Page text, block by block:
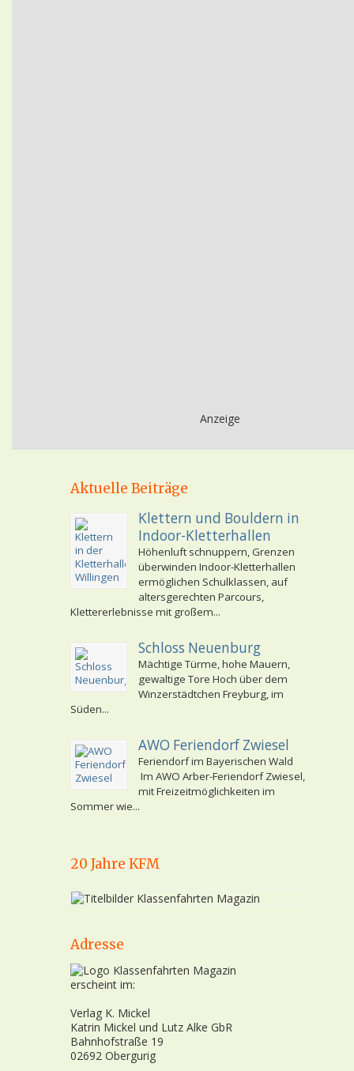
Anzeige
Aktuelle Beiträge
Klettern und Bouldern in
Indoor-Kletterhallen
Höhenluft schnuppern, Grenzen
überwinden Indoor-Kletterhallen
ermöglichen Schulklassen, auf
altersgerechten Parcours,
Klettererlebnisse mit großem...
Schloss Neuenburg
Mächtige Türme, hohe Mauern,
gewaltige Tore Hoch über dem
Winzerstädtchen Freyburg, im
Süden...
AWO Feriendorf Zwiesel
Feriendorf im Bayerischen Wald
Im AWO Arber-Feriendorf Zwiesel,
mit Freizeitmöglichkeiten im
Sommer wie...
20 Jahre KFM
Adresse
erscheint im:
Verlag K. Mickel
Katrin Mickel und Lutz Alke GbR
Bahnhofstraße 19
02692 Obergurig